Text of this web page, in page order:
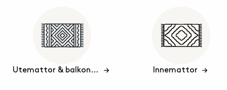
Utemattor & balkongmattor Innemattor